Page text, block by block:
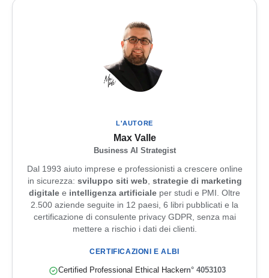
L'AUTORE
Max Valle
Business AI Strategist
Dal 1993 aiuto imprese e professionisti a crescere online
in sicurezza: sviluppo siti web strategie di marketing
digitale e intelligenza artificiale per studi e PMI. Oltre
2.500 aziende seguite in 12 paesi, 6 libri pubblicati e la
certificazione di consulente privacy GDPR, senza mai
mettere a rischio i dati dei clienti.
CERTIFICAZIONI E ALBI
Certified Professional Ethical Hackern° 4053103